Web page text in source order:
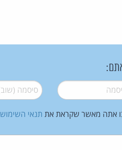
* סיסמה (שוב)*
אתה מאשר שקראת את תנאי השימוש